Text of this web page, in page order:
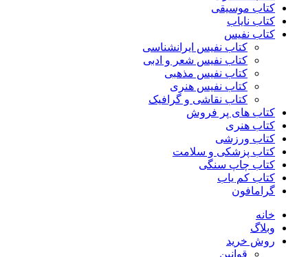
کتاب موسیقی
کتاب نایاب
کتاب نفیس
کتاب نفیس ایرانشناسی
کتاب نفیس شعر و ادبی
کتاب نفیس مذهبی
کتاب نفیس هنری
کتاب نقاشی و گرافیک
کتاب های پر فروش
کتاب هنری
کتاب ورزشی
کتاب پزشکی و سلامت
کتاب چاپ سنگی
کتاب کم یاب
گرامافون
خانه
وبلاگ
روش خرید
قوانین